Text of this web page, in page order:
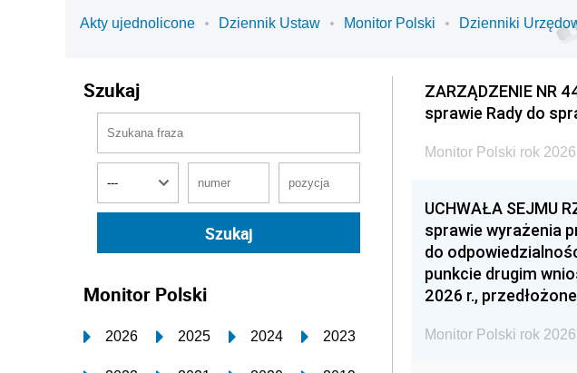
Akty ujednolicone Dziennik Ustaw Monitor Polski Dzienniki
Szukaj
Monitor Polski
2026 2025 2024 2023
ZARZĄDZENIE NR
sprawie Rady do
Monitor Polski rok
UCHWAŁA SEJMU
sprawie wyrażenia
do
punkcie drugim
2026 r.,
Monitor Polski rok